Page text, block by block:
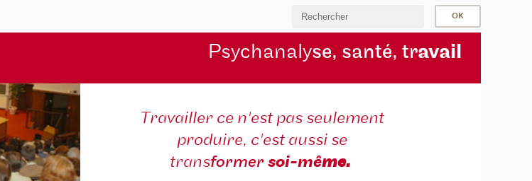
Psychanalyse, santé, travail
Travailler ce n'est pas seulement
produire, c'est aussi se
transformersoi-même.